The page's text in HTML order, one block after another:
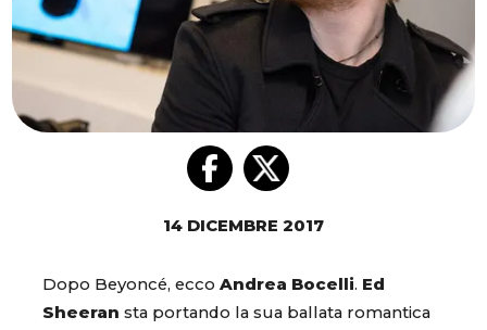
14 DICEMBRE 2017
Dopo Beyoncé, ecco Andrea Bocelli. Ed
Sheeran sta portando la sua ballata romantica